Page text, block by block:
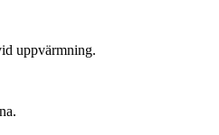
uppvärmning.